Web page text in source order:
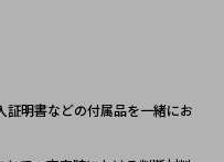
証明書などの付属品を一緒にお